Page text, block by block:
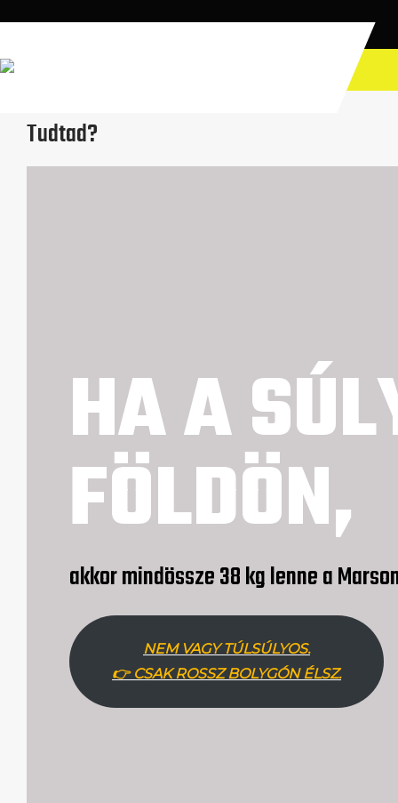
Tudtad?
HA A
FÖLDÖN,
akkor mindössze 38 kg lenne a
NEM VAGY TÚLSÚLYOS.
👉 CSAK ROSSZ BOLYGÓN ÉLSZ.